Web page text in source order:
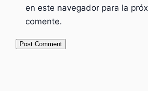
en este navegador para la
comente.